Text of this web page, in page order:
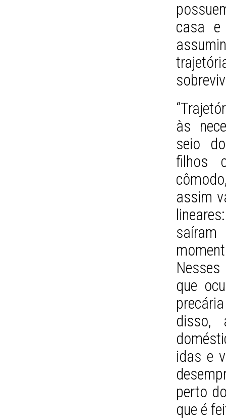
casa e
às
seio
filhos
assim
que
disso,
idas e
perto
que é